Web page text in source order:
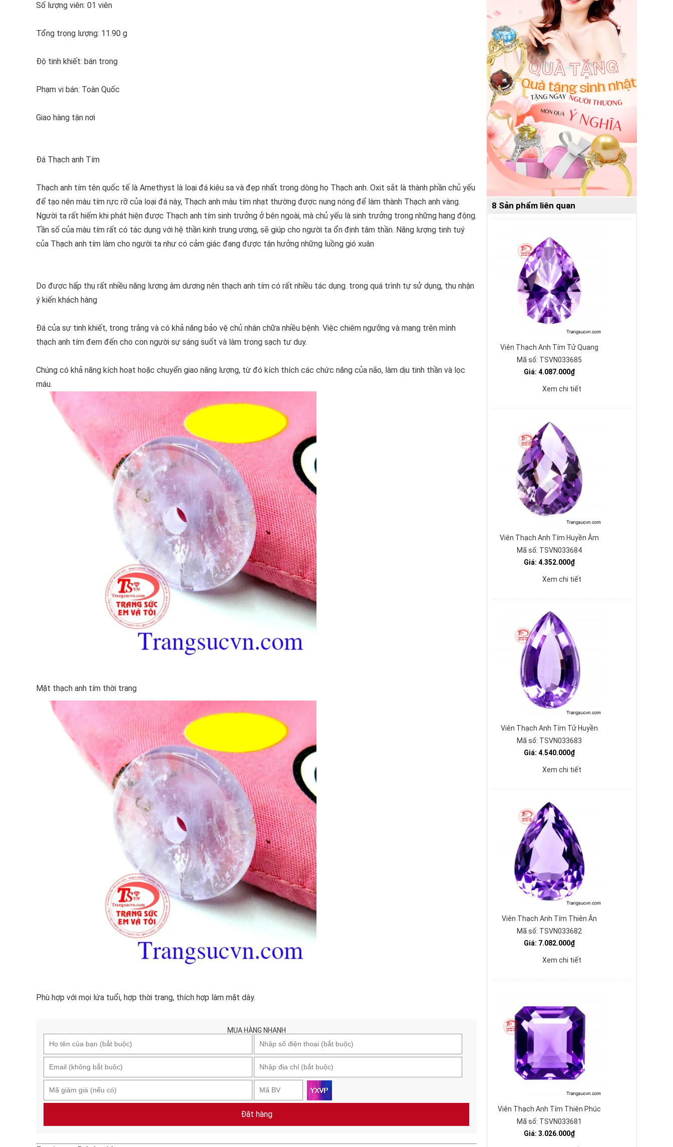
Số lượng viên: 01 viên
Tổng trọng lượng: 11.90 g
Độ tinh khiết: bán trong
Phạm vi bán: Toàn Quốc
Giao hàng tận nơi
Đá Thạch anh Tím
Thạch anh tím tên quốc tế là Amethyst là loại đá kiêu sa và đẹp nhất trong dòng họ Thạch anh. Oxit sắt là thành phần chủ yếu
để tạo nên màu tím rực rỡ của loại đá này, Thạch anh màu tím nhạt thường được nung nóng để làm thành Thạch anh vàng.
Người ta rất hiếm khi phát hiện được Thạch anh tím sinh trưởng ở bên ngoài, mà chủ yếu là sinh trưởng trong những hang động.
Tần số của màu tím rất có tác dụng với hệ thần kinh trung ương, sẽ giúp cho người ta ổn định tâm thần. Năng lượng tinh tuý
của Thạch anh tím làm cho người ta như có cảm giác đang được tận hưởng những luồng gió xuân
Do được hấp thụ rất nhiều năng lượng âm dương nên thạch anh tím có rất nhiều tác dụng. trong quá trình tự sử dụng, thu nhận
ý kiến khách hàng
Đá của sự tinh khiết, trong trắng và có khả năng bảo vệ chủ nhân chữa nhiều bệnh. Việc chiêm ngưỡng và mang trên mình
thạch anh tím đem đến cho con người sự sáng suốt và làm trong sạch tư duy.
Chúng có khả năng kích hoạt hoặc chuyển giao năng lượng, từ đó kích thích các chức năng của não, làm dịu tinh thần và lọc
máu.
Mặt thạch anh tím thời trang
Phù hợp với mọi lứa tuổi, hợp thời trang, thích hợp làm mặt dây.
MUA HÀNG NHANH
Đặt hàng
8 Sản phẩm liên quan
Viên Thạch Anh Tím Tử Quang
Mã số: TSVN033685
Giá: 4.087.000₫
Xem chi tiết
Viên Thạch Anh Tím Huyền Âm
Mã số: TSVN033684
Giá: 4.352.000₫
Xem chi tiết
Viên Thạch Anh Tím Tử Huyền
Mã số: TSVN033683
Giá: 4.540.000₫
Xem chi tiết
Viên Thạch Anh Tím Thiên Ân
Mã số: TSVN033682
Giá: 7.082.000₫
Xem chi tiết
Viên Thạch Anh Tím Thiên Phúc
Mã số: TSVN033681
Giá: 3.026.000₫